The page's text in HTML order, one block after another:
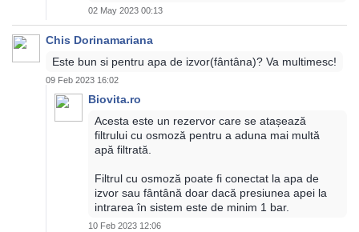
02 May 2023 00:13
Chis Dorinamariana
Este bun si pentru apa de izvor(fântâna)? Va multimesc!
09 Feb 2023 16:02
Biovita.ro
Acesta este un rezervor care se atașează
filtrului cu osmoză pentru a aduna mai multă
apă filtrată.
Filtrul cu osmoză poate fi conectat la apa de
izvor sau fântână doar dacă presiunea apei la
intrarea în sistem este de minim 1 bar.
10 Feb 2023 12:06